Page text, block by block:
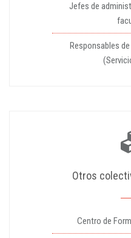
Jefes de
Responsables
Otros
Centro de